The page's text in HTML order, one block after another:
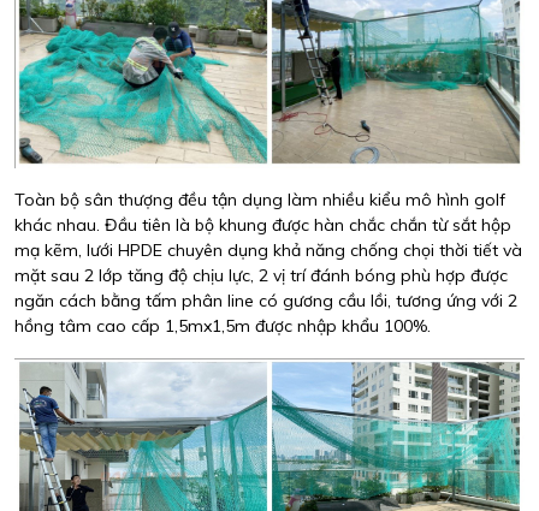
Toàn bộ sân thượng đều tận dụng làm nhiều kiểu mô hình golf
khác nhau. Đầu tiên là bộ khung được hàn chắc chắn từ sắt hộp
mạ kẽm, lưới HPDE chuyên dụng khả năng chống chọi thời tiết và
mặt sau 2 lớp tăng độ chịu lực, 2 vị trí đánh bóng phù hợp được
ngăn cách bằng tấm phân line có gương cầu lồi, tương ứng với 2
hồng tâm cao cấp 1,5mx1,5m được nhập khẩu 100%.